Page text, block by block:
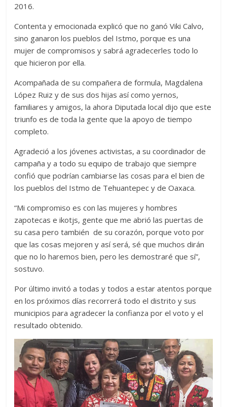
2016.
Contenta y emocionada explicó que no ganó Viki Calvo,
sino ganaron los pueblos del Istmo, porque es una
mujer de compromisos y sabrá agradecerles todo lo
que hicieron por ella.
Acompañada de su compañera de formula, Magdalena
López Ruiz y de sus dos hijas así como yernos,
familiares y amigos, la ahora Diputada local dijo que este
triunfo es de toda la gente que la apoyo de tiempo
completo.
Agradeció a los jóvenes activistas, a su coordinador de
campaña y a todo su equipo de trabajo que siempre
confió que podrían cambiarse las cosas para el bien de
los pueblos del Istmo de Tehuantepec y de Oaxaca.
“Mi compromiso es con las mujeres y hombres
zapotecas e ikotjs, gente que me abrió las puertas de
su casa pero también de su corazón, porque voto por
que las cosas mejoren y así será, sé que muchos dirán
que no lo haremos bien, pero les demostraré que sí”,
sostuvo.
Por último invitó a todas y todos a estar atentos porque
en los próximos días recorrerá todo el distrito y sus
municipios para agradecer la confianza por el voto y el
resultado obtenido.